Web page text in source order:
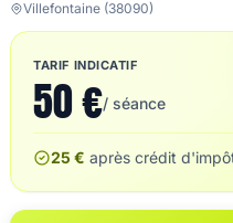
Villefontaine (38090)
TARIF INDICATIF
50 €/ séance
25 € après crédit